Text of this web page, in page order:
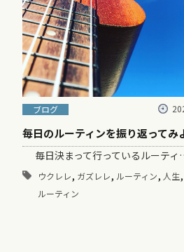
ブログ
毎日のルーティンを振り返ってみ
毎日決まって行っているルーテ
ウクレレ, ガズレレ, ルーティン, 人生,
ルーティン